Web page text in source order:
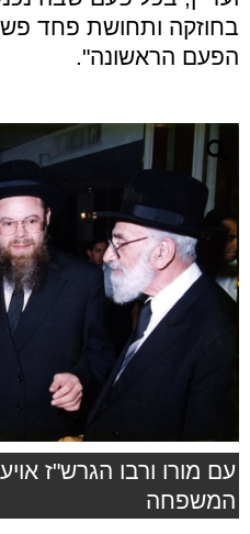
בחוזקה ותחושת פחד
הפעם הראשונה".
עם מורו ורבו הגרש"ז
המשפחה